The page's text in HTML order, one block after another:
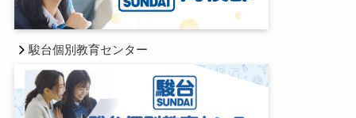
駿台個別教育センター